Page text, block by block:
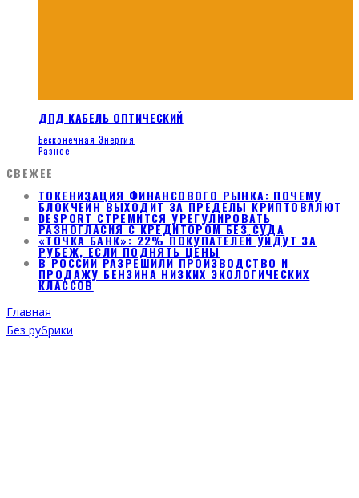
ДПД КАБЕЛЬ ОПТИЧЕСКИЙ
Бесконечная Энергия
Разное
СВЕЖЕЕ
ТОКЕНИЗАЦИЯ ФИНАНСОВОГО РЫНКА: ПОЧЕМУ
БЛОКЧЕЙН ВЫХОДИТ ЗА ПРЕДЕЛЫ КРИПТОВАЛЮТ
DESPORT СТРЕМИТСЯ УРЕГУЛИРОВАТЬ
РАЗНОГЛАСИЯ С КРЕДИТОРОМ БЕЗ СУДА
«ТОЧКА БАНК»: 22% ПОКУПАТЕЛЕЙ УЙДУТ ЗА
РУБЕЖ, ЕСЛИ ПОДНЯТЬ ЦЕНЫ
В РОССИИ РАЗРЕШИЛИ ПРОИЗВОДСТВО И
ПРОДАЖУ БЕНЗИНА НИЗКИХ ЭКОЛОГИЧЕСКИХ
КЛАССОВ
Главная
Без рубрики